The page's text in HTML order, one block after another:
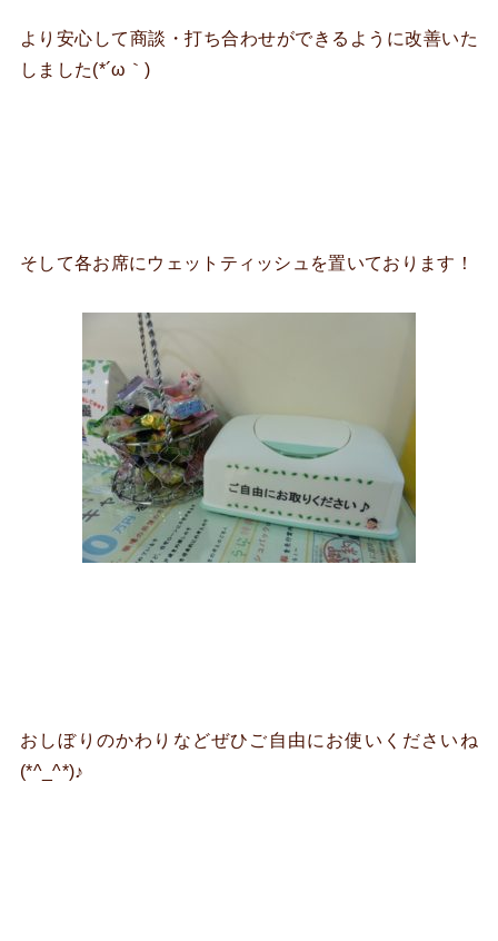
より安心して商談・打ち合わせができるように改善いた
しました(*´ω｀)
そして各お席にウェットティッシュを置いております！
おしぼりのかわりなどぜひご自由にお使いくださいね
(*^_^*)♪